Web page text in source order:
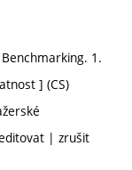
Benchmarking. 1.
] (CS)
| zrušit